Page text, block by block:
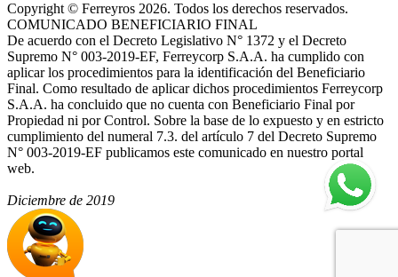
Copyright © Ferreyros 2026. Todos los derechos reservados.
COMUNICADO BENEFICIARIO FINAL
De acuerdo con el Decreto Legislativo N° 1372 y el Decreto
Supremo N° 003-2019-EF, Ferreycorp S.A.A. ha cumplido con
aplicar los procedimientos para la identificación del Beneficiario
Final. Como resultado de aplicar dichos procedimientos Ferreycorp
S.A.A. ha concluido que no cuenta con Beneficiario Final por
Propiedad ni por Control. Sobre la base de lo expuesto y en estricto
cumplimiento del numeral 7.3. del artículo 7 del Decreto Supremo
N° 003-2019-EF publicamos este comunicado en nuestro portal
web.
Diciembre de 2019